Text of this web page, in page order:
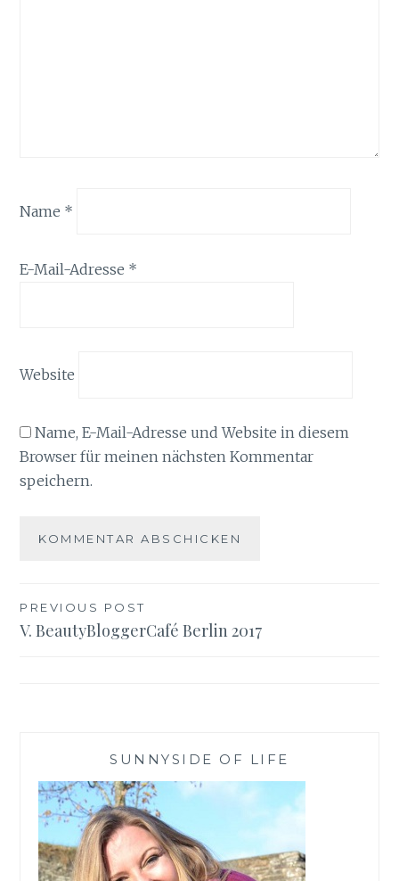
Name *
E-Mail-Adresse *
Website
Name, E-Mail-Adresse und Website in diesem
Browser für meinen nächsten Kommentar
speichern.
Beitragsnavigation
PREVIOUS POST
V. BeautyBloggerCafé Berlin 2017
SUNNYSIDE OF LIFE